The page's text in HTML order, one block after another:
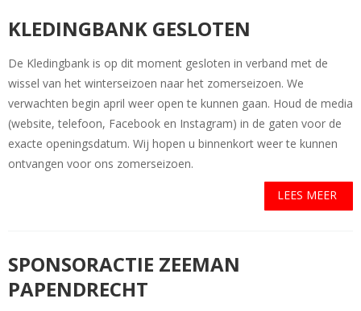
KLEDINGBANK GESLOTEN
De Kledingbank is op dit moment gesloten in verband met de
wissel van het winterseizoen naar het zomerseizoen. We
verwachten begin april weer open te kunnen gaan. Houd de media
(website, telefoon, Facebook en Instagram) in de gaten voor de
exacte openingsdatum. Wij hopen u binnenkort weer te kunnen
ontvangen voor ons zomerseizoen.
LEES MEER
SPONSORACTIE ZEEMAN
PAPENDRECHT